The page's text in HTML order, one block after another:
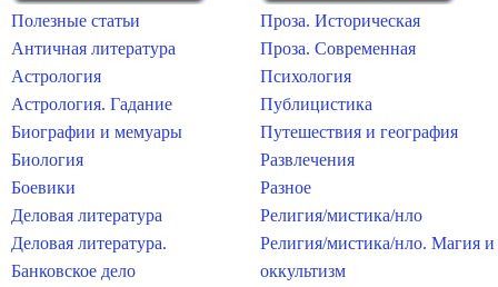
Полезные статьи
Античная литература
Астрология
Астрология. Гадание
Биографии и мемуары
Биология
Боевики
Деловая литература
Деловая литература.
Банковское дело
Проза. Историческая
Проза. Современная
Психология
Публицистика
Путешествия и география
Развлечения
Разное
Религия/мистика/нло
Религия/мистика/нло. Магия и
оккультизм